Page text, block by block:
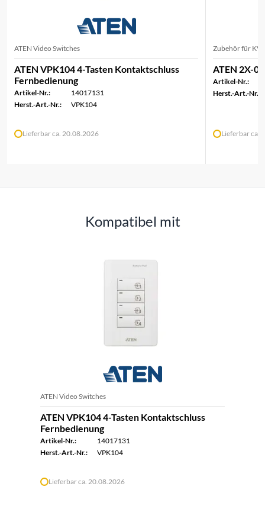
ATEN Video Switches
ATEN VPK104 4-Tasten Kontaktschluss
Fernbedienung
Artikel-Nr.:
14017131
Herst.-Art.-Nr.:
VPK104
Lieferbar ca. 20.08.2026
Zubehör für
ATEN 2X-
Artikel-Nr.:
Herst.-Art.-Nr.:
Lieferbar ca.
Kompatibel mit
ATEN Video Switches
ATEN VPK104 4-Tasten Kontaktschluss
Fernbedienung
Artikel-Nr.:
14017131
Herst.-Art.-Nr.:
VPK104
Lieferbar ca. 20.08.2026